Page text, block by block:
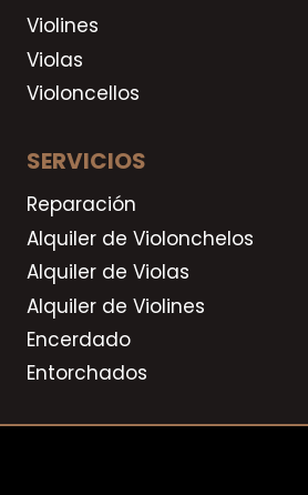
Violines
Violas
Violoncellos
SERVICIOS
Reparación
Alquiler de Violonchelos
Alquiler de Violas
Alquiler de Violines
Encerdado
Entorchados